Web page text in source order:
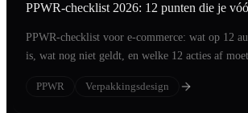
PPWR-checklist 2026: 12 punten die je
PPWR-checklist voor e-commerce: wat op 12
is, wat nog niet geldt, en welke 12 acties af
PPWR Verpakkingsdesign